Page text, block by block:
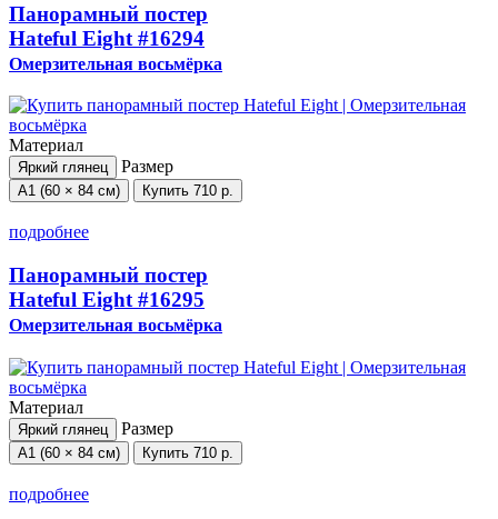
Панорамный постер
Hateful Eight #16294
Омерзительная восьмёрка
Материал
Яркий глянец Размер
А1 (60 × 84 см) Купить 710 р.
подробнее
Панорамный постер
Hateful Eight #16295
Омерзительная восьмёрка
Материал
Яркий глянец Размер
А1 (60 × 84 см) Купить 710 р.
подробнее